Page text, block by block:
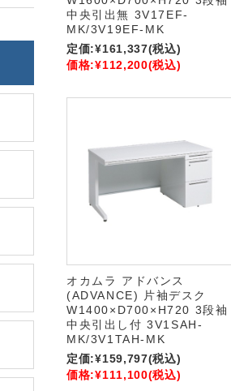
中央引出無 3V17EF-
MK/3V19EF-MK
定価:¥161,337(税込)
価格:¥112,200(税込)
オカムラ アドバンス
(ADVANCE) 片袖デスク
W1400×D700×H720 3段袖
中央引出し付 3V1SAH-
MK/3V1TAH-MK
定価:¥159,797(税込)
価格:¥111,100(税込)